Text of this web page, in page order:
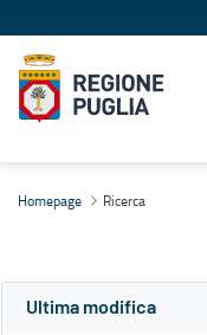
Homepage Ricerca
Ultima modifica